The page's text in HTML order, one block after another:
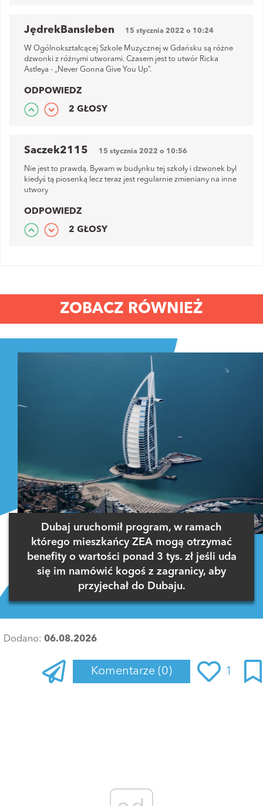
JędrekBansleben 15 stycznia 2022 o 10:24
W Ogólnokształcącej Szkole Muzycznej w Gdańsku są różne
dzwonki z różnymi utworami. Czasem jest to utwór Ricka
Astleya - „Never Gonna Give You Up”.
ODPOWIEDZ
2 GŁOSY
Saczek2115 15 stycznia 2022 o 10:56
Nie jest to prawdą. Bywam w budynku tej szkoły i dzwonek byl
kiedyś tą piosenką lecz teraz jest regularnie zmieniany na inne
utwory
ODPOWIEDZ
2 GŁOSY
ZOBACZ RÓWNIEŻ
Dubaj uruchomił program, w ramach
którego mieszkańcy ZEA mogą otrzymać
benefity o wartości ponad 3 tys. zł jeśli uda
się im namówić kogoś z zagranicy, aby
przyjechał do Dubaju.
Dodano: 06.08.2026
Komentarze (0) 1